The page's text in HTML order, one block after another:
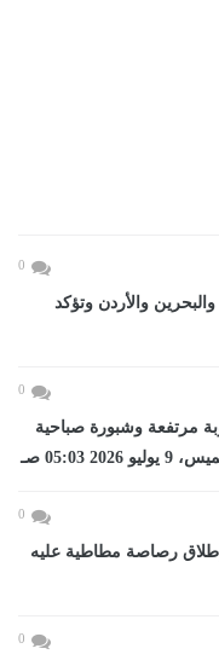
0
والأردن وتؤكد
0
9 يوليو 2026.. رطوبة مرتفعة وشبورة صباحية
صـ
0
إطلاق رصاصة مطاطية عليه
0